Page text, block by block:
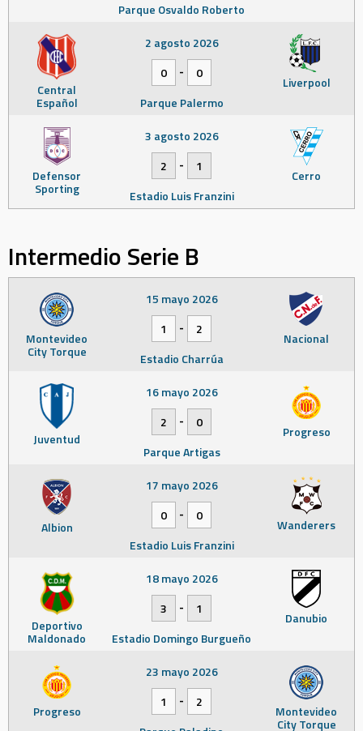
Parque Osvaldo Roberto
Central
Español
Liverpool
2 agosto 2026
0
-
0
Parque Palermo
Defensor
Sporting
Cerro
3 agosto 2026
2
-
1
Estadio Luis Franzini
Intermedio Serie B
Montevideo
City Torque
Nacional
15 mayo 2026
1
-
2
Estadio Charrúa
Juventud Progreso
16 mayo 2026
2
-
0
Parque Artigas
Albion Wanderers
17 mayo 2026
0
-
0
Estadio Luis Franzini
Deportivo
Maldonado
Danubio
18 mayo 2026
3
-
1
Estadio Domingo Burgueño
Progreso Montevideo
City Torque
23 mayo 2026
1
-
2